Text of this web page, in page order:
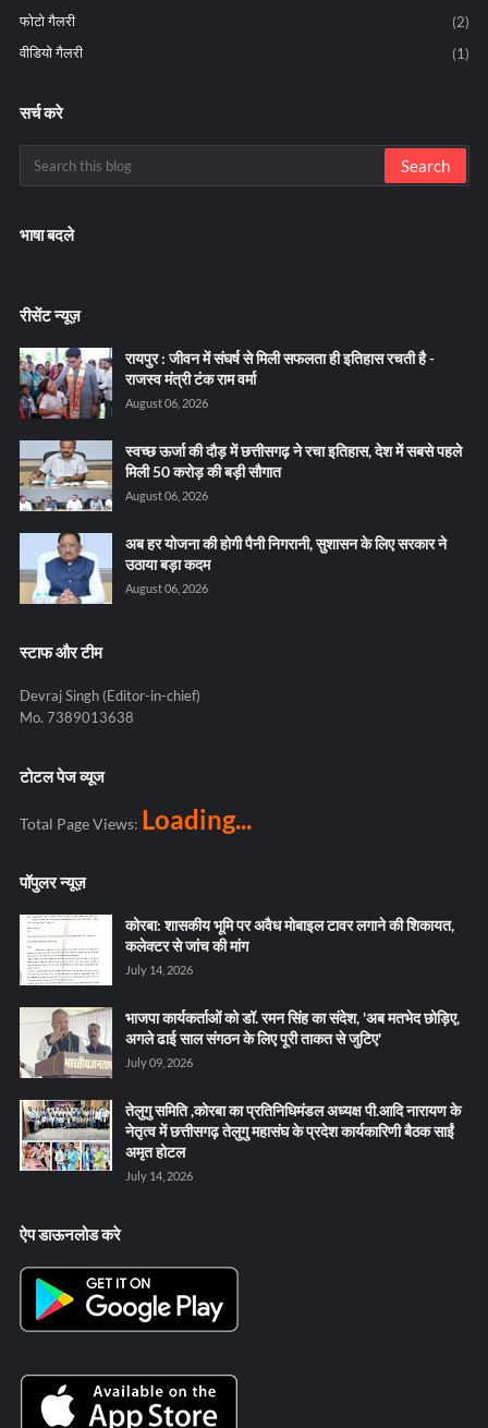
फोटो गैलरी
(2)
वीडियो गैलरी
(1)
सर्च करे
भाषा बदले
रीसेंट न्यूज़
रायपुर : जीवन में संघर्ष से मिली सफलता ही इतिहास रचती है -
राजस्व मंत्री टंक राम वर्मा
August 06, 2026
स्वच्छ ऊर्जा की दौड़ में छत्तीसगढ़ ने रचा इतिहास, देश में सबसे पहले
मिली 50 करोड़ की बड़ी सौगात
August 06, 2026
अब हर योजना की होगी पैनी निगरानी, सुशासन के लिए सरकार ने
उठाया बड़ा कदम
August 06, 2026
स्टाफ और टीम
Devraj Singh (Editor-in-chief)
Mo. 7389013638
टोटल पेज व्यूज
Total Page Views: Loading...
पॉपुलर न्यूज़
कोरबा: शासकीय भूमि पर अवैध मोबाइल टावर लगाने की शिकायत,
कलेक्टर से जांच की मांग
July 14, 2026
भाजपा कार्यकर्ताओं को डॉ. रमन सिंह का संदेश, 'अब मतभेद छोड़िए,
अगले ढाई साल संगठन के लिए पूरी ताकत से जुटिए'
July 09, 2026
तेलुगु समिति ,कोरबा का प्रतिनिधिमंडल अध्यक्ष पी.आदि नारायण के
नेतृत्व में छत्तीसगढ़ तेलुगु महासंघ के प्रदेश कार्यकारिणी बैठक साईं
अमृत होटल
July 14, 2026
ऐप डाऊनलोड करे